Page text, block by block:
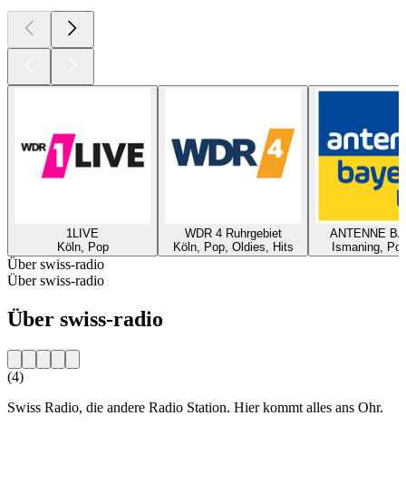
1LIVE
Köln, Pop
WDR 4 Ruhrgebiet
Köln, Pop, Oldies, Hits
ANTENNE
Ismaning,
Über swiss-radio
Über swiss-radio
Über swiss-radio
(4)
Swiss Radio, die andere Radio Station. Hier kommt alles ans Ohr.